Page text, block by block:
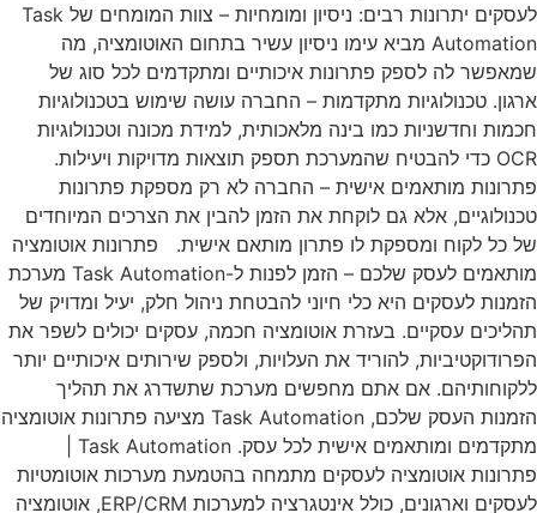
לעסקים יתרונות רבים: ניסיון ומומחיות – צוות המומחים של Task
Automation מביא עימו ניסיון עשיר בתחום האוטומציה, מה
שמאפשר לה לספק פתרונות איכותיים ומתקדמים לכל סוג של
ארגון. טכנולוגיות מתקדמות – החברה עושה שימוש בטכנולוגיות
חכמות וחדשניות כמו בינה מלאכותית, למידת מכונה וטכנולוגיות
OCR כדי להבטיח שהמערכת תספק תוצאות מדויקות ויעילות.
פתרונות מותאמים אישית – החברה לא רק מספקת פתרונות
טכנולוגיים, אלא גם לוקחת את הזמן להבין את הצרכים המיוחדים
של כל לקוח ומספקת לו פתרון מותאם אישית. פתרונות אוטומציה
מותאמים לעסק שלכם – הזמן לפנות ל-Task Automation מערכת
הזמנות לעסקים היא כלי חיוני להבטחת ניהול חלק, יעיל ומדויק של
תהליכים עסקיים. בעזרת אוטומציה חכמה, עסקים יכולים לשפר את
הפרודוקטיביות, להוריד את העלויות, ולספק שירותים איכותיים יותר
ללקוחותיהם. אם אתם מחפשים מערכת שתשדרג את תהליך
הזמנות העסק שלכם, Task Automation מציעה פתרונות אוטומציה
פתרונות אוטומציה לעסקים מתמחה בהטמעת מערכות אוטומטיות
לעסקים וארגונים, כולל אינטגרציה למערכות ERP/CRM, אוטומציה